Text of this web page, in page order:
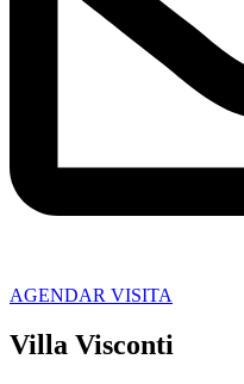
AGENDAR VISITA
Villa Visconti